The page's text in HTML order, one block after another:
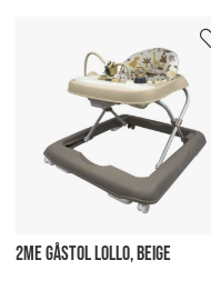
2ME GÅSTOL LOLLO, BEIGE